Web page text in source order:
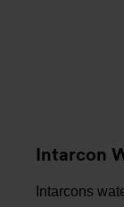
Intarcon
Intarcons